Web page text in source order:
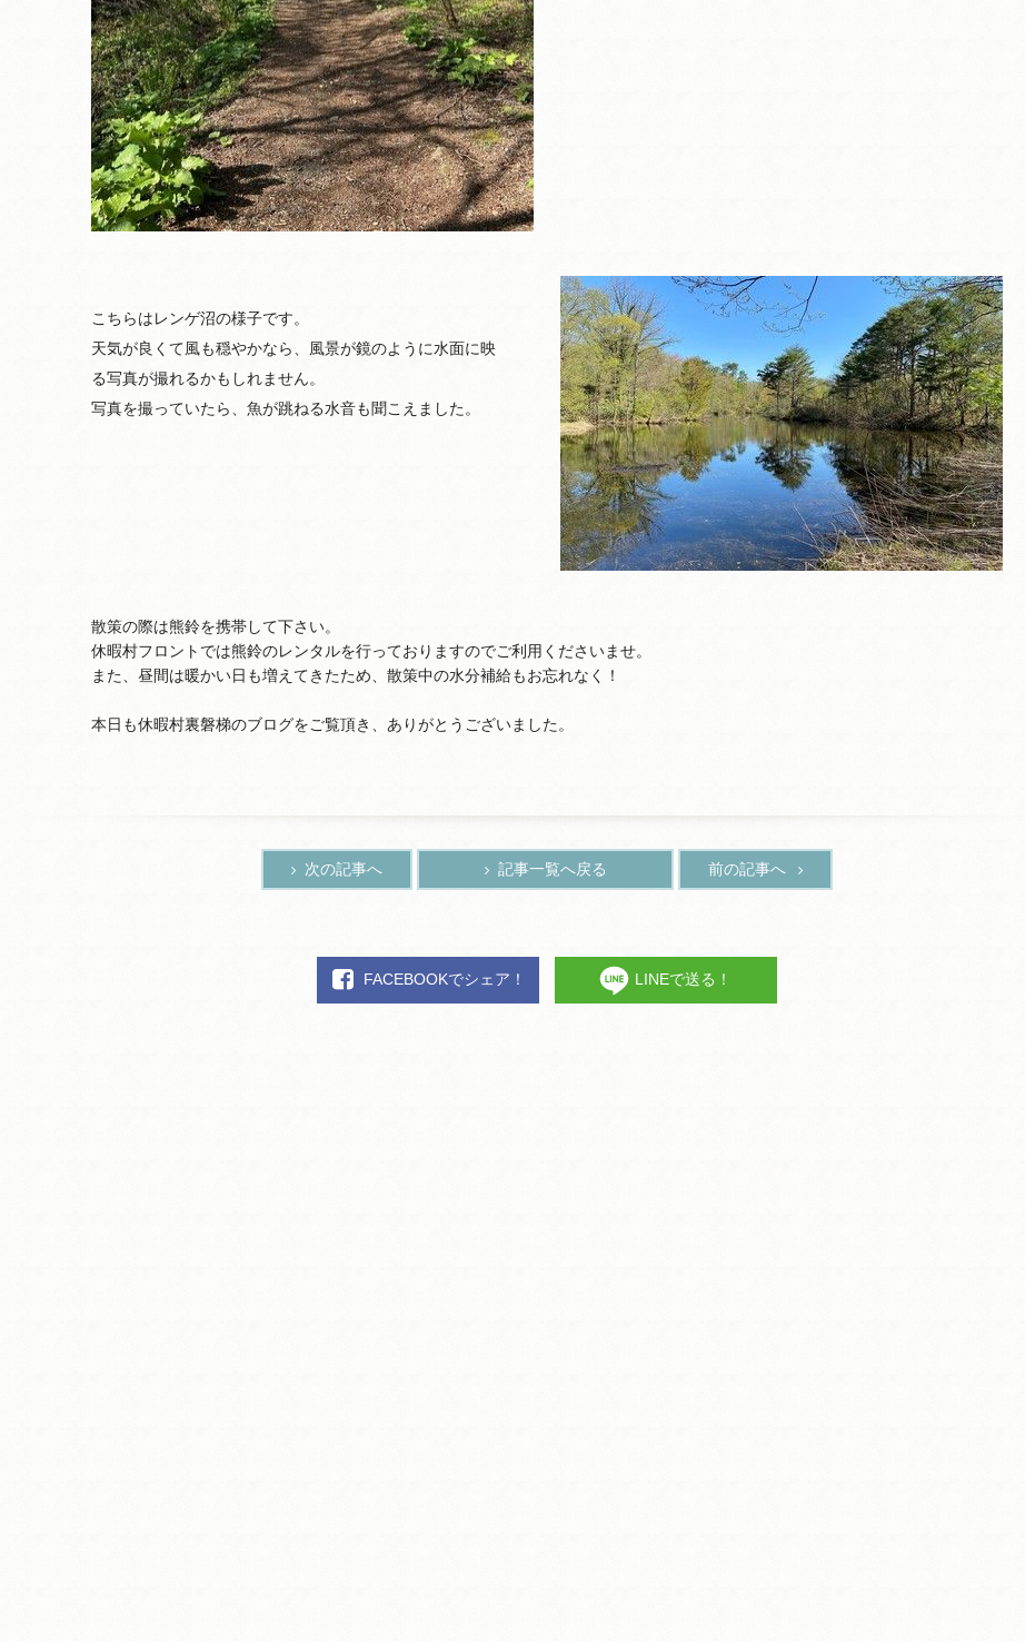
こちらはレンゲ沼の様子です。
天気が良くて風も穏やかなら、風景が鏡のように水面に映
る写真が撮れるかもしれません。
写真を撮っていたら、魚が跳ねる水音も聞こえました。
散策の際は熊鈴を携帯して下さい。
休暇村フロントでは熊鈴のレンタルを行っておりますのでご利用くださいませ。
また、昼間は暖かい日も増えてきたため、散策中の水分補給もお忘れなく！
本日も休暇村裏磐梯のブログをご覧頂き、ありがとうございました。
次の記事へ 記事一覧へ戻る 前の記事へ
FACEBOOKでシェア！ LINEで送る！